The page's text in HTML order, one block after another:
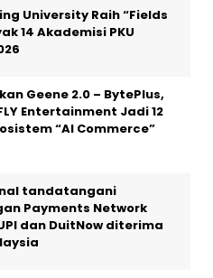
University Raih “Fields
14 Akademisi PKU
Geene 2.0 – BytePlus,
Entertainment Jadi 12
“AI Commerce”
tandatangani
Payments Network
dan DuitNow diterima